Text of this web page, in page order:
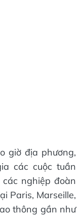
giờ địa phương,
các cuộc tuần
nghiệp đoàn
Paris, Marseille,
thông gần như